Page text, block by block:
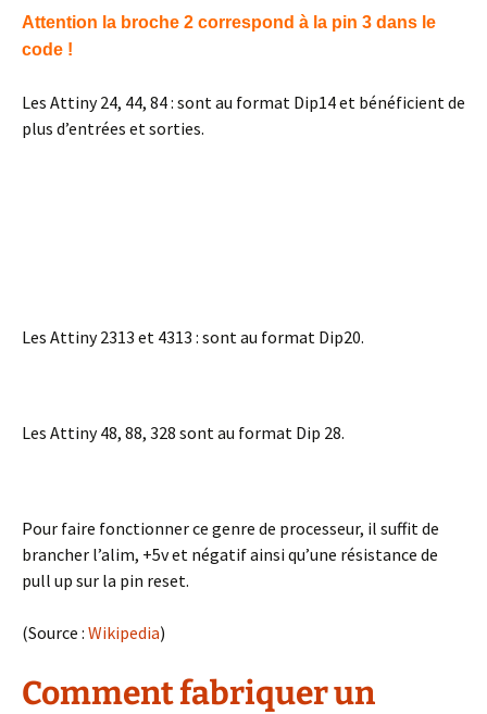
Attention la broche 2 correspond à la pin 3 dans le
code !
Les Attiny 24, 44, 84 : sont au format Dip14 et bénéficient de
plus d’entrées et sorties.
Les Attiny 2313 et 4313 : sont au format Dip20.
Les Attiny 48, 88, 328 sont au format Dip 28.
Pour faire fonctionner ce genre de processeur, il suffit de
brancher l’alim, +5v et négatif ainsi qu’une résistance de
pull up sur la pin reset.
(Source : Wikipedia)
Comment fabriquer un